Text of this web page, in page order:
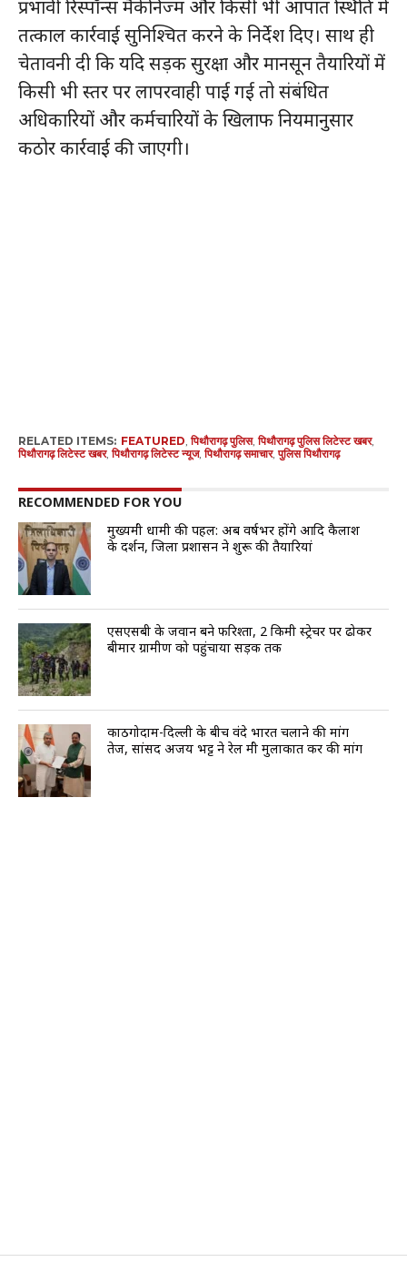
प्रभावी रिस्पॉन्स मैकेनिज्म और किसी भी आपात स्थिति में
तत्काल कार्रवाई सुनिश्चित करने के निर्देश दिए। साथ ही
चेतावनी दी कि यदि सड़क सुरक्षा और मानसून तैयारियों में
किसी भी स्तर पर लापरवाही पाई गई तो संबंधित
अधिकारियों और कर्मचारियों के खिलाफ नियमानुसार
कठोर कार्रवाई की जाएगी।
RELATED ITEMS: FEATURED,पिथौरागढ़ पुलिस,पिथौरागढ़ पुलिस लिटेस्ट खबर,
पिथौरागढ़ लिटेस्ट खबर,पिथौरागढ़ लिटेस्ट न्यूज,पिथौरागढ़ समाचार,पुलिस पिथौरागढ़
RECOMMENDED FOR YOU
मुख्यमंत्री धामी की पहल: अब वर्षभर होंगे आदि कैलाश
के दर्शन, जिला प्रशासन ने शुरू की तैयारियां
एसएसबी के जवान बने फरिश्ता, 2 किमी स्ट्रेचर पर ढोकर
बीमार ग्रामीण को पहुंचाया सड़क तक
काठगोदाम-दिल्ली के बीच वंदे भारत चलाने की मांग
तेज, सांसद अजय भट्ट ने रेल मंत्री मुलाकात कर की मांग